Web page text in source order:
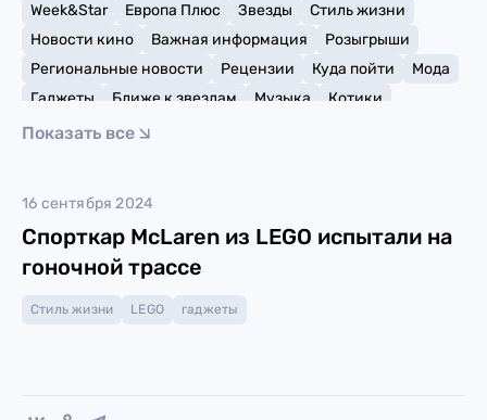
Week&Star Европа Плюс Звезды
Стиль жизни
Новости кино
Важная информация
Розыгрыши
Региональные новости
Рецензии Куда пойти
Мода
Гаджеты
Ближе к звездам Музыка
Котики
Мемы и тренды
Показать все
16 сентября 2024
Спорткар McLaren из LEGO испытали на
гоночной трассе
Стиль жизни LEGO гаджеты